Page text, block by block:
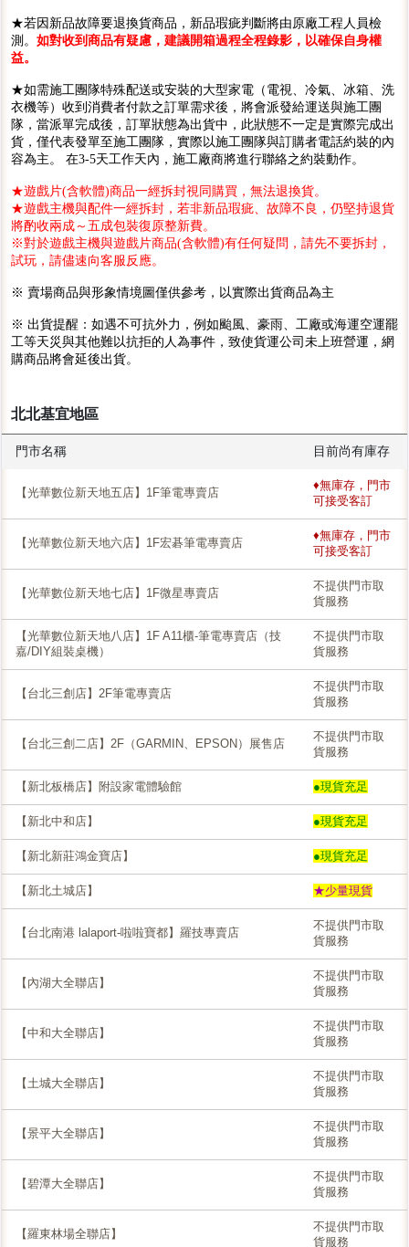
★若因新品故障要退換貨商品，新品瑕疵判斷將由原廠工程人員檢
測。 如對收到商品有疑慮，建議開箱過程全程錄影，以確保自身權
益。
★如需施工團隊特殊配送或安裝的大型家電（電視、冷氣、冰箱、洗
衣機等）收到消費者付款之訂單需求後，將會派發給運送與施工團
隊，當派單完成後，訂單狀態為出貨中，此狀態不一定是實際完成出
貨，僅代表發單至施工團隊，實際以施工團隊與訂購者電話約裝的內
容為主。 在3-5天工作天內，施工廠商將進行聯絡之約裝動作。
★遊戲片(含軟體)商品一經拆封視同購買，無法退換貨。
★遊戲主機與配件一經拆封，若非新品瑕疵、故障不良，仍堅持退貨
將酌收兩成～五成包裝復原整新費。
※對於遊戲主機與遊戲片商品(含軟體)有任何疑問，請先不要拆封，
試玩，請儘速向客服反應。
※ 賣場商品與形象情境圖僅供參考，以實際出貨商品為主
※ 出貨提醒：如遇不可抗外力，例如颱風、豪雨、工廠或海運空運罷
工等天災與其他難以抗拒的人為事件，致使貨運公司未上班營運，網
購商品將會延後出貨。
北北基宜地區
門市名稱 目前尚有庫存
【光華數位新天地五店】1F筆電專賣店
♦無庫存，門市
可接受客訂
【光華數位新天地六店】1F宏碁筆電專賣店
♦無庫存，門市
可接受客訂
【光華數位新天地七店】1F微星專賣店
不提供門市取
貨服務
【光華數位新天地八店】1F A11櫃-筆電專賣店（技
嘉/DIY組裝桌機）
不提供門市取
貨服務
【台北三創店】2F筆電專賣店
不提供門市取
貨服務
【台北三創二店】2F（GARMIN、EPSON）展售店
不提供門市取
貨服務
【新北板橋店】附設家電體驗館 ●現貨充足
【新北中和店】 ●現貨充足
【新北新莊鴻金寶店】 ●現貨充足
【新北土城店】 ★少量現貨
【台北南港 lalaport-啦啦寶都】羅技專賣店
不提供門市取
貨服務
【內湖大全聯店】
不提供門市取
貨服務
【中和大全聯店】
不提供門市取
貨服務
【土城大全聯店】
不提供門市取
貨服務
【景平大全聯店】
不提供門市取
貨服務
【碧潭大全聯店】
不提供門市取
貨服務
【羅東林場全聯店】
不提供門市取
貨服務